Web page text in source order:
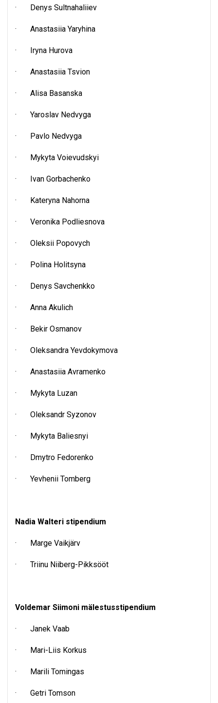
· Denys Sultnahaliiev
· Anastasiia Yaryhina
· Iryna Hurova
· Anastasiia Tsvion
· Alisa Basanska
· Yaroslav Nedvyga
· Pavlo Nedvyga
· Mykyta Voievudskyi
· Ivan Gorbachenko
· Kateryna Nahorna
· Veronika Podliesnova
· Oleksii Popovych
· Polina Holitsyna
· Denys Savchenkko
· Anna Akulich
· Bekir Osmanov
· Oleksandra Yevdokymova
· Anastasiia Avramenko
· Mykyta Luzan
· Oleksandr Syzonov
· Mykyta Baliesnyi
· Dmytro Fedorenko
· Yevhenii Tomberg
Nadia Walteri stipendium
· Marge Vaikjärv
· Triinu Niiberg-Pikksööt
Voldemar Siimoni mälestusstipendium
· Janek Vaab
· Mari-Liis Korkus
· Marili Tomingas
· Getri Tomson